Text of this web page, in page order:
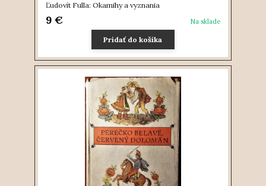
Ľudovít Fulla: Okamihy a vyznania
9 € Na sklade
Pridať do košíka